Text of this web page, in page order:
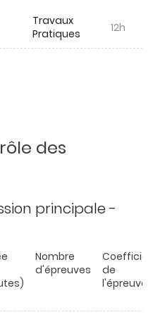
Travaux
Pratiques
12h
des
principale -
Nombre
d'épreuves
de
l'épreuve